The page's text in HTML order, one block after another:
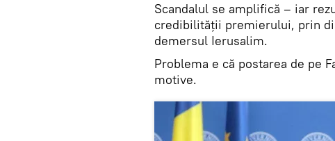
Scandalul se amplifică – iar
credibilității premierului, prin
demersul Ierusalim.
Problema e că postarea de pe
motive.